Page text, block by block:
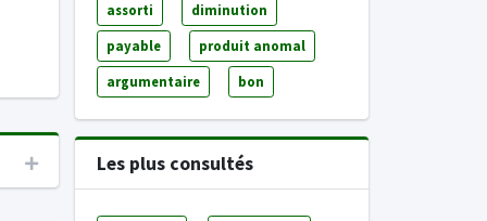
assorti diminution
payable produit anomal
argumentaire bon
Les plus consultés